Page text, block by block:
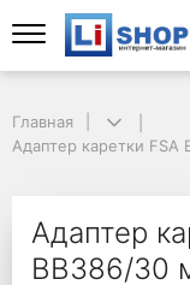
Главная
Адаптер каретки
Адаптер
BB386/30